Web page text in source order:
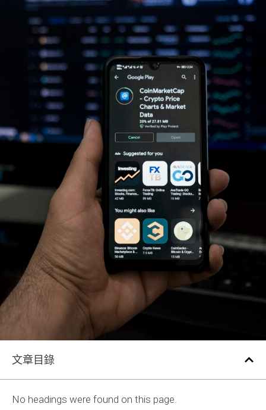
文章目錄
No headings were found on this page.